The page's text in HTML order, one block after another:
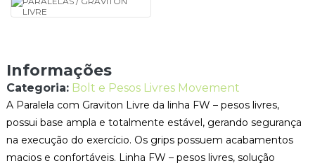
Informações
Categoria: Bolt e Pesos Livres Movement
A Paralela com Graviton Livre da linha FW – pesos livres,
possui base ampla e totalmente estável, gerando segurança
na execução do exercício. Os grips possuem acabamentos
macios e confortáveis. Linha FW – pesos livres, solução